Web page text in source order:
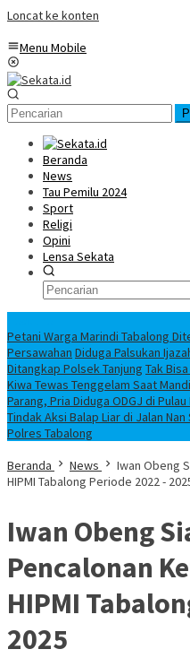
Loncat ke konten
Menu Mobile
Beranda
News
Tau Pemilu 2024
Sport
Religi
Opini
Lensa Sekata
Petani Warga Marindi Tabalong
Persawahan Diduga Palsukan
Ditangkap Polsek Tanjung Tak
Kiwa Tewas Tenggelam Saat
Parang, Pria Diduga ODGJ di
Tindak Aksi Balap Liar di Jalan
Polres Tabalong
Beranda
News
Iwan Obeng
HIPMI Tabalong Periode 2022 -
Iwan Obeng
Pencalonan
HIPMI
2025